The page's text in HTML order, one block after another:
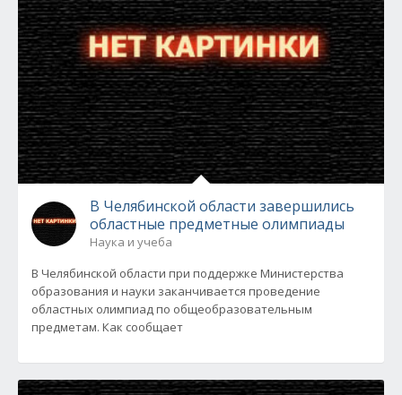
В Челябинской области завершились
областные предметные олимпиады
Наука и учеба
В Челябинской области при поддержке Министерства
образования и науки заканчивается проведение
областных олимпиад по общеобразовательным
предметам. Как сообщает